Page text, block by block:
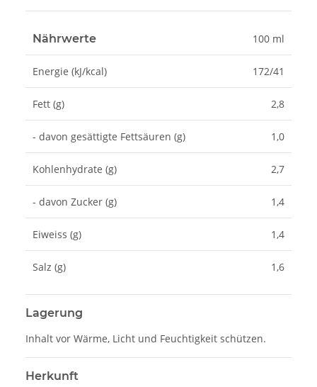
Nährwerte 100 ml
Energie (kJ/kcal) 172/41
Fett (g) 2,8
- davon gesättigte Fettsäuren (g) 1,0
Kohlenhydrate (g) 2,7
- davon Zucker (g) 1,4
Eiweiss (g) 1,4
Salz (g) 1,6
Lagerung
Inhalt vor Wärme, Licht und Feuchtigkeit schützen.
Herkunft